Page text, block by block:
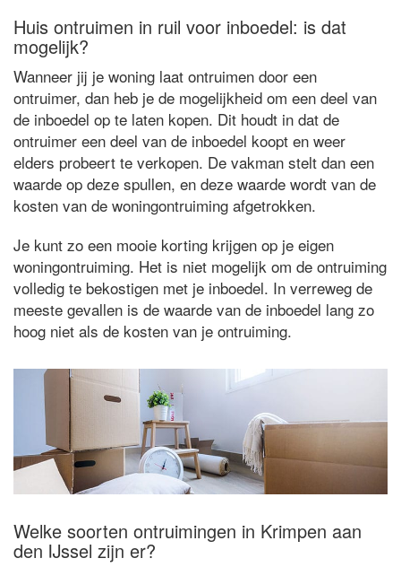
Huis ontruimen in ruil voor inboedel: is dat
mogelijk?
Wanneer jij je woning laat ontruimen door een
ontruimer, dan heb je de mogelijkheid om een deel van
de inboedel op te laten kopen. Dit houdt in dat de
ontruimer een deel van de inboedel koopt en weer
elders probeert te verkopen. De vakman stelt dan een
waarde op deze spullen, en deze waarde wordt van de
kosten van de woningontruiming afgetrokken.
Je kunt zo een mooie korting krijgen op je eigen
woningontruiming. Het is niet mogelijk om de ontruiming
volledig te bekostigen met je inboedel. In verreweg de
meeste gevallen is de waarde van de inboedel lang zo
hoog niet als de kosten van je ontruiming.
Welke soorten ontruimingen in Krimpen aan
den IJssel zijn er?